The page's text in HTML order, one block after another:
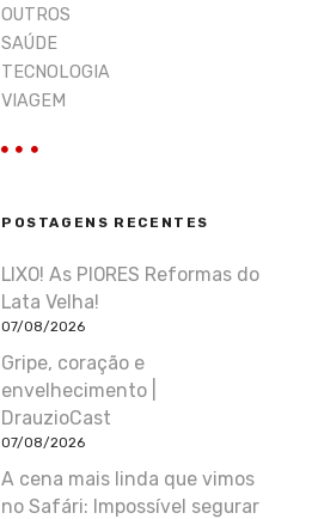
OUTROS
SAÚDE
TECNOLOGIA
VIAGEM
POSTAGENS RECENTES
LIXO! As PIORES Reformas do
Lata Velha!
07/08/2026
Gripe, coração e
envelhecimento |
DrauzioCast
07/08/2026
A cena mais linda que vimos
no Safári: Impossível segurar